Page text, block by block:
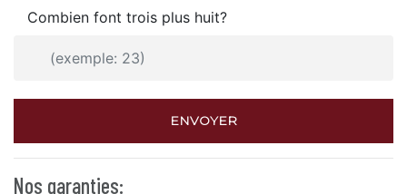
Combien font trois plus huit?
ENVOYER
Nos garanties: